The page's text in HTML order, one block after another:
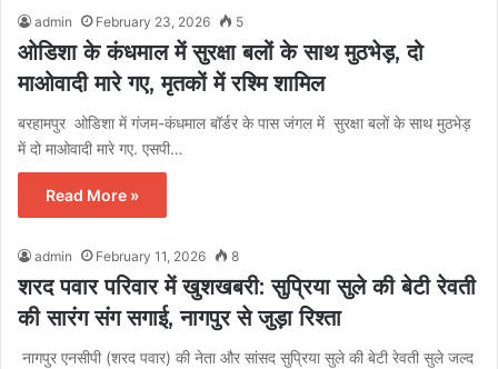
admin February 23, 2026 5
ओडिशा के कंधमाल में सुरक्षा बलों के साथ मुठभेड़, दो
माओवादी मारे गए, मृतकों में रश्मि शामिल
बरहामपुर ओडिशा में गंजम-कंधमाल बॉर्डर के पास जंगल में सुरक्षा बलों के साथ मुठभेड़
में दो माओवादी मारे गए. एसपी…
Read More »
admin February 11, 2026 8
शरद पवार परिवार में खुशखबरी: सुप्रिया सुले की बेटी रेवती
की सारंग संग सगाई, नागपुर से जुड़ा रिश्ता
नागपुर एनसीपी (शरद पवार) की नेता और सांसद सुप्रिया सुले की बेटी रेवती सुले जल्द